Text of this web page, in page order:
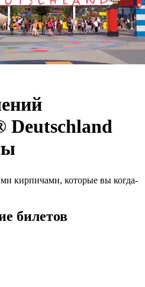
кирпичами, которые вы когда-
билетов